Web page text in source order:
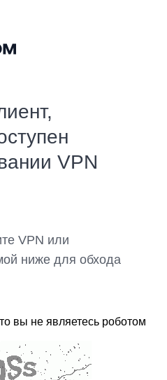
VPN
VPN или
ниже для обхода
вы не являетесь роботом